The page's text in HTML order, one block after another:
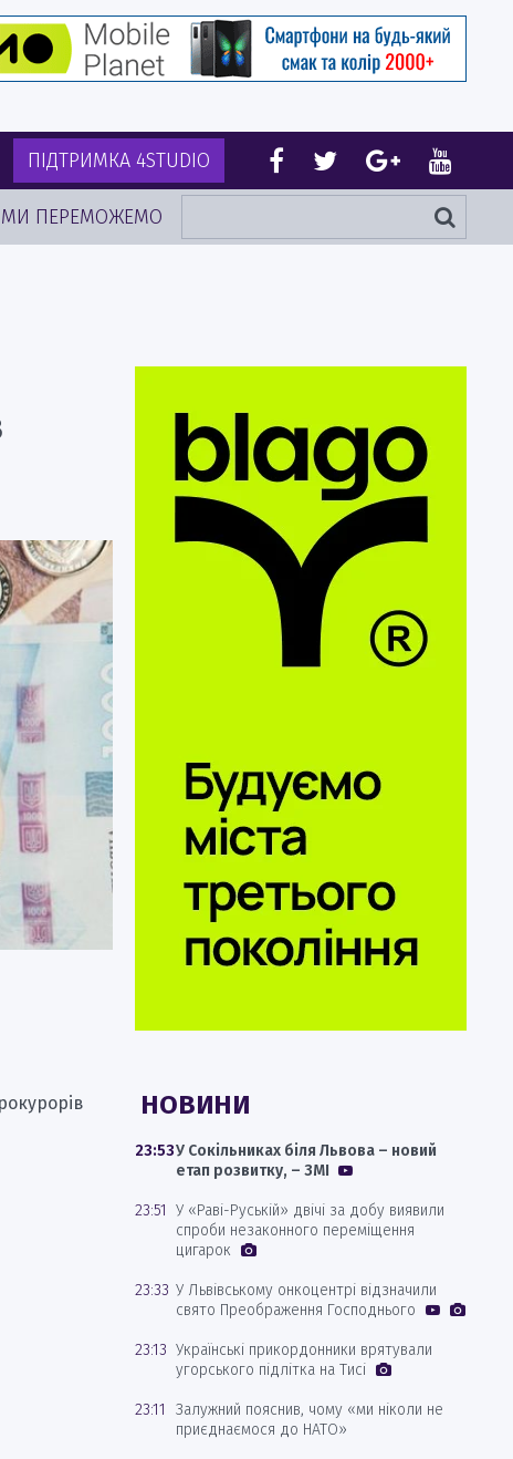
ПІДТРИМКА 4STUDIO
МИ ПЕРЕМОЖЕМО
НОВИНИ
23:53У Сокільниках біля Львова – новий
етап розвитку, – ЗМІ
23:51 У «Раві-Руській» двічі за добу виявили
спроби незаконного переміщення
цигарок
23:33 У Львівському онкоцентрі відзначили
свято Преображення Господнього
23:13 Українські прикордонники врятували
угорського підлітка на Тисі
23:11
Залужний пояснив, чому «ми ніколи не
приєднаємося до НАТО»